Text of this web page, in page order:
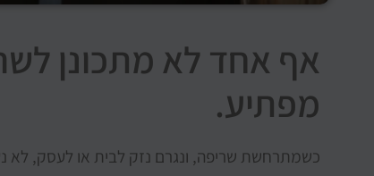
אף אחד לא מתכונן
מפתיע.
כשמתרחשת שריפה, ונגרם נזק לבית או לעסק, לא